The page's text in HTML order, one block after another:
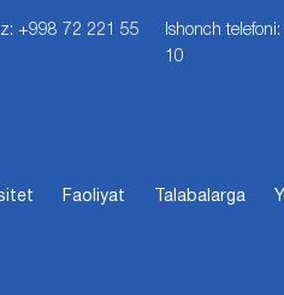
+998 72 221 55
Ishonch
10
Faoliyat Talabalarga